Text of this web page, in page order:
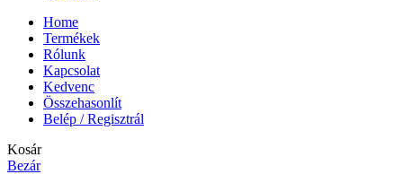
Home
Termékek
Rólunk
Kapcsolat
Kedvenc
Összehasonlít
Belép / Regisztrál
Kosár
Bezár